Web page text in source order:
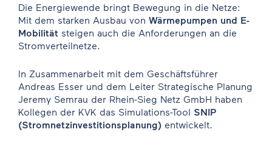
Die Energiewende bringt Bewegung in die Netze:
Mit dem starken Ausbau von Wärmepumpen und E-
Mobilität steigen auch die Anforderungen an die
Stromverteilnetze.
In Zusammenarbeit mit dem Geschäftsführer
Andreas Esser und dem Leiter Strategische Planung
Jeremy Semrau der Rhein-Sieg Netz GmbH haben
Kollegen der KVK das Simulations-Tool SNIP
(Stromnetzinvestitionsplanung) entwickelt.